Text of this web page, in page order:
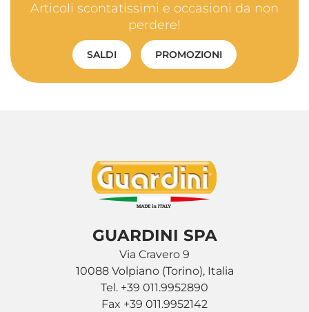
Articoli scontatissimi e occasioni da non
perdere!
SALDI PROMOZIONI
GUARDINI SPA
Via Cravero 9
10088 Volpiano (Torino), Italia
Tel. +39 011.9952890
Fax +39 011.9952142